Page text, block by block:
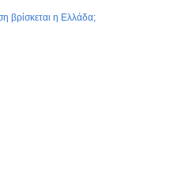
βρίσκεται η Ελλάδα;